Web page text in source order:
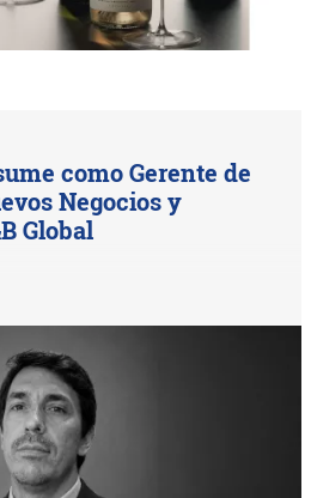
como Gerente de
Negocios y
Global